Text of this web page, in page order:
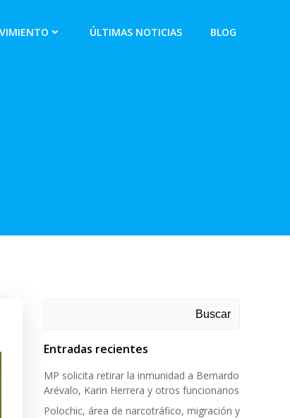
ÚLTIMAS NOTICIAS BLOG
Buscar
Entradas recientes
MP solicita retirar la inmunidad a Bernardo
Arévalo, Karin Herrera y otros funcionarios
Polochic, área de narcotráfico, migración y